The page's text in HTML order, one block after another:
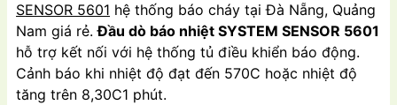
SENSOR 5601 hệ thống báo cháy tại Đà Nẵng, Quảng
Nam giá rẻ.Đầu dò báo nhiệt SYSTEM SENSOR 5601
hỗ trợ kết nối với hệ thống tủ điều khiển báo động.
Cảnh báo khi nhiệt độ đạt đến 570C hoặc nhiệt độ
tăng trên 8,30C1 phút.